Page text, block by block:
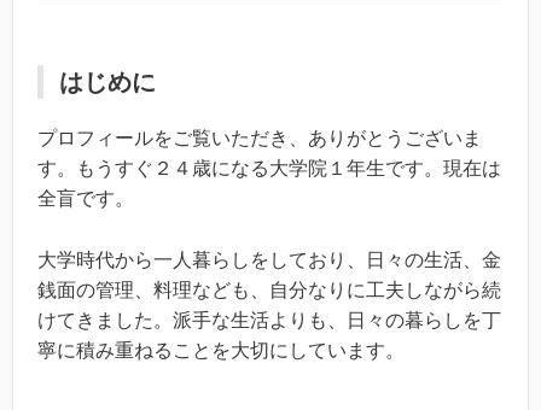
はじめに
プロフィールをご覧いただき、ありがとうございま
す。もうすぐ２４歳になる大学院１年生です。現在は
全盲です。
大学時代から一人暮らしをしており、日々の生活、金
銭面の管理、料理なども、自分なりに工夫しながら続
けてきました。派手な生活よりも、日々の暮らしを丁
寧に積み重ねることを大切にしています。